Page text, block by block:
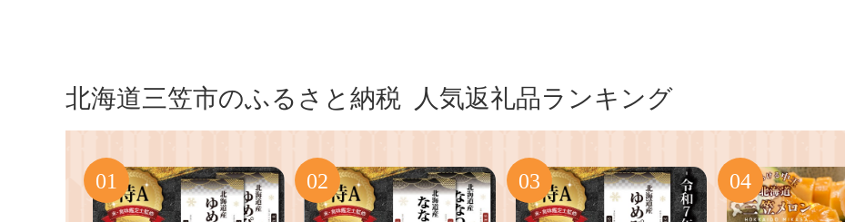
北海道三笠市のふるさと納税 人気返礼品ランキング